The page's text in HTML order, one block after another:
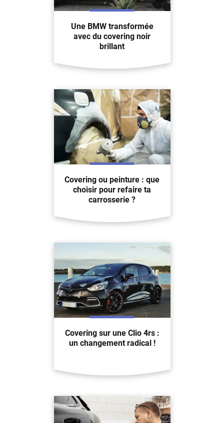
Une BMW transformée
avec du covering noir
brillant
Covering ou peinture : que
choisir pour refaire ta
carrosserie ?
Covering sur une Clio 4rs :
un changement radical !